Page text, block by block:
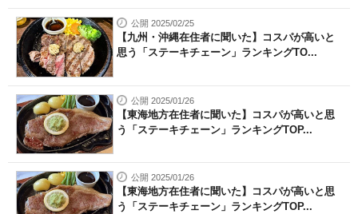
公開 2025/02/25
【九州・沖縄在住者に聞いた】コスパが高いと
思う「ステーキチェーン」ランキングTO...
公開 2025/01/26
【東海地方在住者に聞いた】コスパが高いと思
う「ステーキチェーン」ランキングTOP...
公開 2025/01/26
【東海地方在住者に聞いた】コスパが高いと思
う「ステーキチェーン」ランキングTOP...